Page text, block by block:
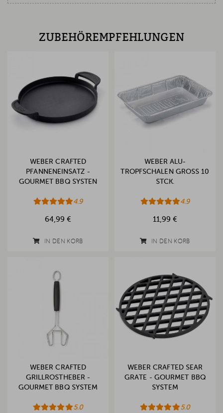
ZUBEHÖREMPFEHLUNGEN
WEBER CRAFTED
PFANNENEINSATZ -
GOURMET BBQ SYSTEN
4.9
64,99 €
IN DEN KORB
WEBER ALU-
TROPFSCHALEN GROSS 10 S
TCK.
4.9
11,99 €
IN DEN KORB
WEBER CRAFTED
GRILLROSTHEBER -
GOURMET BBQ SYSTEM
5.0
WEBER CRAFTED SEAR
GRATE - GOURMET BBQ
SYSTEM
5.0